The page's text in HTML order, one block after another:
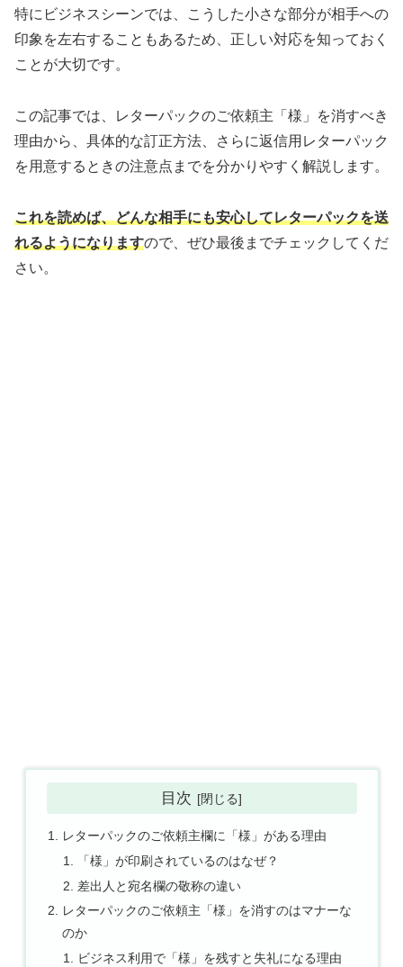
特にビジネスシーンでは、こうした小さな部分が相手への
印象を左右することもあるため、正しい対応を知っておく
ことが大切です。
この記事では、レターパックのご依頼主「様」を消すべき
理由から、具体的な訂正方法、さらに返信用レターパック
を用意するときの注意点までを分かりやすく解説します。
これを読めば、どんな相手にも安心してレターパックを送
れるようになりますので、ぜひ最後までチェックしてくだ
さい。
目次
レターパックのご依頼主欄に「様」がある理由
「様」が印刷されているのはなぜ？
差出人と宛名欄の敬称の違い
レターパックのご依頼主「様」を消すのはマナーな
のか
ビジネス利用で「様」を残すと失礼になる理由